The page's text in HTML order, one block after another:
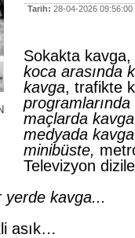
Tarih: 28-04-2026 09:56:00
Sokakta kavga,
koca arasında
kavga, trafikte
maçlarda kavga
medyada kavga
minibüste,
Televizyon
yerde kavga...
asık…